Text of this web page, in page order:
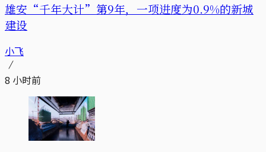
雄安“千年大计”第9年，一项进度为0.9%的新城
建设
小飞
8 小时前